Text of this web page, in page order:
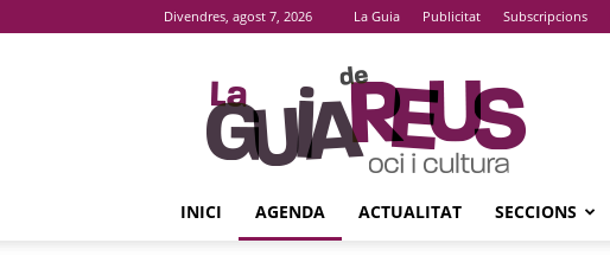
Divendres, agost 7, 2026 La Guia Publicitat Subscripcions
La
Guia
De
Reus
INICI AGENDA ACTUALITAT SECCIONS